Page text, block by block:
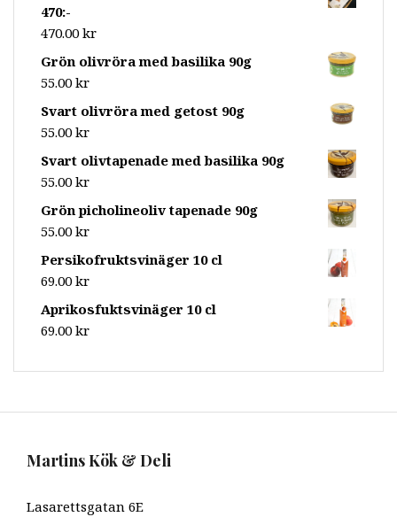
470:-
470.00 kr
Grön olivröra med basilika 90g
55.00 kr
Svart olivröra med getost 90g
55.00 kr
Svart olivtapenade med basilika 90g
55.00 kr
Grön picholineoliv tapenade 90g
55.00 kr
Persikofruktsvinäger 10 cl
69.00 kr
Aprikosfuktsvinäger 10 cl
69.00 kr
Martins Kök & Deli
Lasarettsgatan 6E